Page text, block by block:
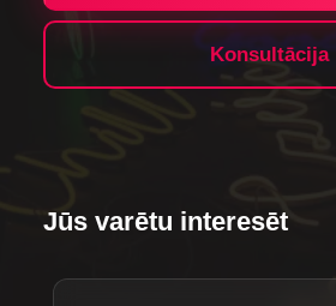
Konsultācija
Jūs varētu interesēt